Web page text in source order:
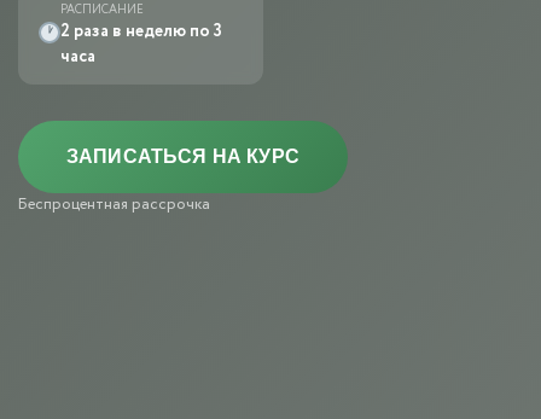
РАСПИСАНИЕ
2 раза в неделю по 3
часа
ЗАПИСАТЬСЯ НА КУРС
Беспроцентная рассрочка